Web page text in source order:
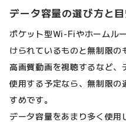
データ容量の選び方と
ポケット型Wi-Fiやホームル
けられているものと無制限の
高画質動画を視聴するなど
使用する予定なら、無制限
すめです。
データ容量をあまり多く使